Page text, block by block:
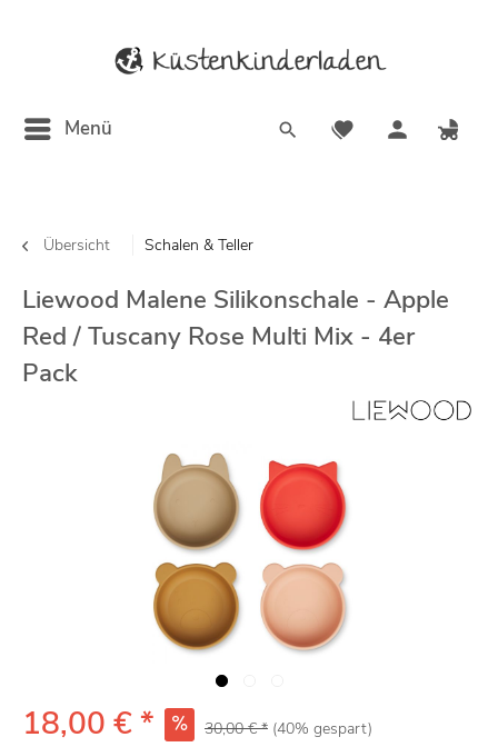
Menü
Übersicht Schalen & Teller
Liewood Malene Silikonschale - Apple
Red / Tuscany Rose Multi Mix - 4er
Pack
18,00 € * 30,00 € * (40% gespart)